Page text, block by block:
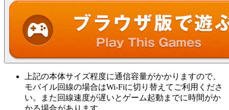
上記の本体サイズ程度に通信容量がかかりますので、
モバイル回線の場合はWi-Fiに切り替えてご利用くださ
い。また回線速度が遅いとゲーム起動までに時間がか
かる場合があります。